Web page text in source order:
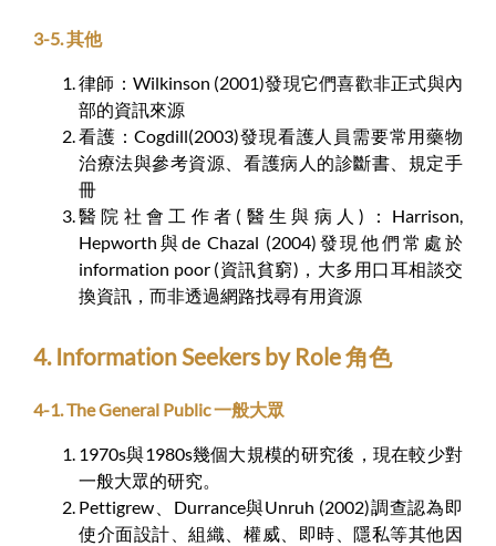
3-5. 其他
律師：Wilkinson (2001)發現它們喜歡非正式與內
部的資訊來源
看護：Cogdill(2003)發現看護人員需要常用藥物
治療法與參考資源、看護病人的診斷書、規定手
冊
醫院社會工作者(醫生與病人)：Harrison,
Hepworth與de Chazal (2004)發現他們常處於
information poor (資訊貧窮)，大多用口耳相談交
換資訊，而非透過網路找尋有用資源
4. Information Seekers by Role 角色
4-1. The General Public 一般大眾
1970s與1980s幾個大規模的研究後，現在較少對
一般大眾的研究。
Pettigrew、Durrance與Unruh (2002)調查認為即
使介面設計、組織、權威、即時、隱私等其他因